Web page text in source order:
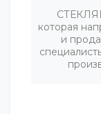
которая
и